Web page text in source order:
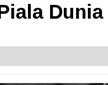
Dunia